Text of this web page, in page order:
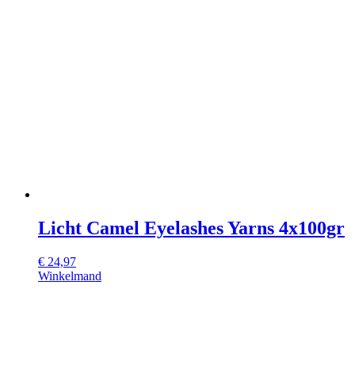
Licht Camel Eyelashes Yarns 4x100gr
€ 24,97
Winkelmand